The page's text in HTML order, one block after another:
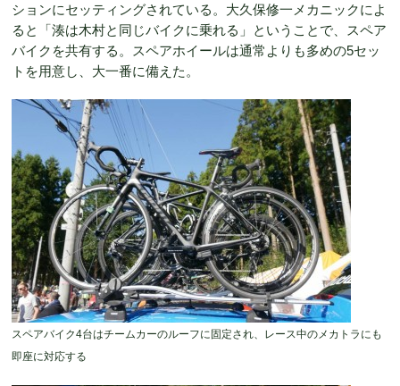
ションにセッティングされている。大久保修一メカニックによ
ると「湊は木村と同じバイクに乗れる」ということで、スペア
バイクを共有する。スペアホイールは通常よりも多めの5セッ
トを用意し、大一番に備えた。
スペアバイク4台はチームカーのルーフに固定され、レース中のメカトラにも
即座に対応する